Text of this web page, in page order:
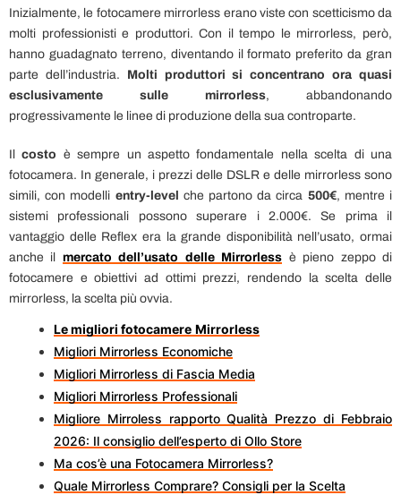
Inizialmente, le fotocamere mirrorless erano viste con scetticismo da
molti professionisti e produttori. Con il tempo le mirrorless, però,
hanno guadagnato terreno, diventando il formato preferito da gran
parte dell’industria. Molti produttori si concentrano ora quasi
esclusivamente sulle mirrorless, abbandonando
progressivamente le linee di produzione della sua controparte.
Ilcosto è sempre un aspetto fondamentale nella scelta di una
fotocamera. In generale, i prezzi delle DSLR e delle mirrorless sono
simili, con modelli entry-level che partono da circa 500€, mentre i
sistemi professionali possono superare i 2.000€. Se prima il
vantaggio delle Reflex era la grande disponibilità nell’usato, ormai
anche il mercato dell’usato delle Mirrorless è pieno zeppo di
fotocamere e obiettivi ad ottimi prezzi, rendendo la scelta delle
mirrorless, la scelta più ovvia.
Le migliori fotocamere Mirrorless
Migliori Mirrorless Economiche
Migliori Mirrorless di Fascia Media
Migliori Mirrorless Professionali
Migliore Mirroless rapporto Qualità Prezzo di Febbraio
2026: Il consiglio dell’esperto di Ollo Store
Ma cos’è una Fotocamera Mirrorless?
Quale Mirrorless Comprare? Consigli per la Scelta